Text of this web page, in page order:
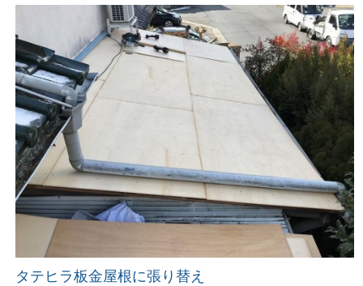
タテヒラ板金屋根に張り替え